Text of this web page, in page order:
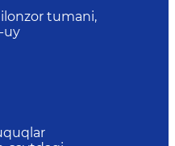
tumani,
uy